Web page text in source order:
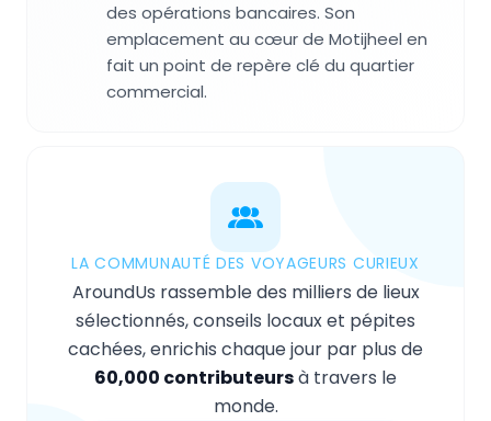
des opérations bancaires. Son
emplacement au cœur de Motijheel en
fait un point de repère clé du quartier
commercial.
LA COMMUNAUTÉ DES VOYAGEURS CURIEUX
AroundUs rassemble des milliers de lieux
sélectionnés, conseils locaux et pépites
cachées, enrichis chaque jour par plus de
60,000 contributeursà travers le
monde.